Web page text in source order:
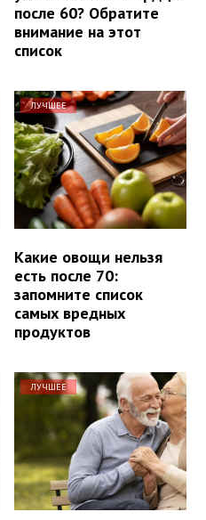
после 60? Обратите
внимание на этот
список
ЛУЧШЕЕ
Какие овощи нельзя
есть после 70:
запомните список
самых вредных
продуктов
ЛУЧШЕЕ